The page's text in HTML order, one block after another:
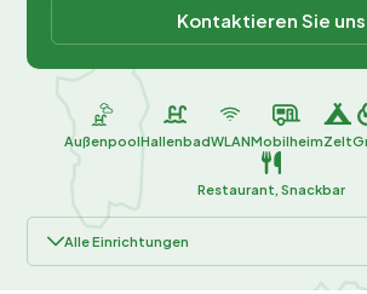
Kontaktieren Sie uns
AußenpoolHallenbadWLANMobilheimZelt
Restaurant, Snackbar
Alle Einrichtungen